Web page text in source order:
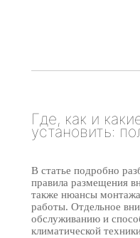
Где, как и
установить:
В статье подробно
правила размещения
также нюансы
работы. Отдельное
обслуживанию и
климатической